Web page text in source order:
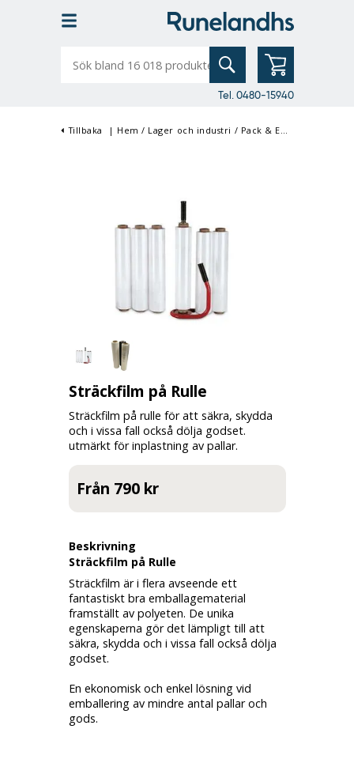
bland
Tel. 0480-15940
Tillbaka | Hem / Lager och industri / Pack & Emballage
Sträckfilm på Rulle
Sträckfilm på rulle för att säkra, skydda
och i vissa fall också dölja godset.
utmärkt för inplastning av pallar.
Från 790 kr
Beskrivning
Sträckfilm på Rulle
Sträckfilm är i flera avseende ett
fantastiskt bra emballagematerial
framställt av polyeten. De unika
egenskaperna gör det lämpligt till att
säkra, skydda och i vissa fall också dölja
godset.
En ekonomisk och enkel lösning vid
emballering av mindre antal pallar och
gods.